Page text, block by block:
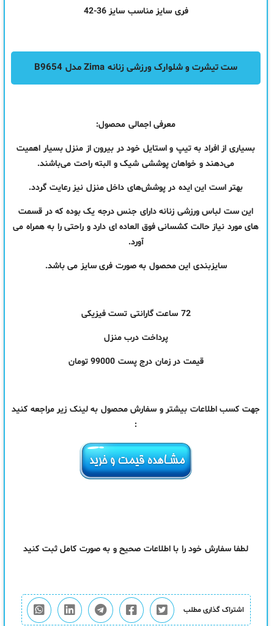
فری سایز مناسب سایز 36-42
ست تیشرت و شلوارک ورزشی زنانه Zima مدل B9654
معرفی اجمالی محصول:
بسیاری از افراد به تیپ و استایل خود در بیرون از منزل بسیار اهمیت
می‌دهند و خواهان پوششی شیک و البته راحت می‌باشند.
بهتر است این ایده در پوشش‌های داخل منزل نیز رعایت گردد.
این ست لباس ورزشی زنانه دارای جنس درجه یک بوده که در قسمت
های مورد نیاز حالت کشسانی فوق العاده ای دارد و راحتی را به همراه می
آورد.
سایز‌بندی این محصول به صورت فری سایز می باشد.
72 ساعت گارانتی تست فیزیکی
پرداخت درب منزل
قیمت در زمان درج پست 99000 تومان
جهت کسب اطلاعات بیشتر و سفارش محصول به لینک زیر مراجعه کنید
:
لطفا سفارش خود را با اطلاعات صحیح و به صورت کامل ثبت کنید
اشتراک گذاری مطلب